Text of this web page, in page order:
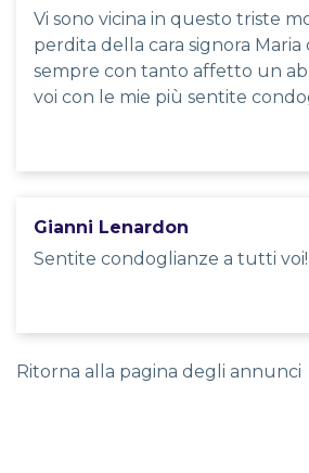
Vi sono vicina in questo triste
perdita della cara signora
sempre con tanto affetto un
voi con le mie più sentite
Gianni Lenardon
Sentite condoglianze a tutti voi!
Ritorna alla pagina degli annunci